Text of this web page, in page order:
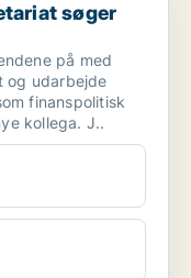
søger
på med
og udarbejde
finanspolitisk
kollega. J..